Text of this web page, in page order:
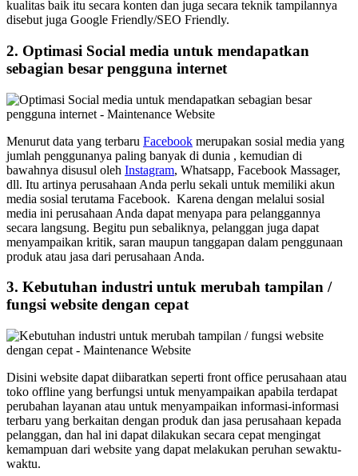
kualitas baik itu secara konten dan juga secara teknik tampilannya
disebut juga Google Friendly/SEO Friendly.
2. Optimasi Social media untuk mendapatkan
sebagian besar pengguna internet
Menurut data yang terbaru Facebook merupakan sosial media yang
jumlah penggunanya paling banyak di dunia , kemudian di
bawahnya disusul oleh Instagram, Whatsapp, Facebook Massager,
dll. Itu artinya perusahaan Anda perlu sekali untuk memiliki akun
media sosial terutama Facebook. Karena dengan melalui sosial
media ini perusahaan Anda dapat menyapa para pelanggannya
secara langsung. Begitu pun sebaliknya, pelanggan juga dapat
menyampaikan kritik, saran maupun tanggapan dalam penggunaan
produk atau jasa dari perusahaan Anda.
3. Kebutuhan industri untuk merubah tampilan /
fungsi website dengan cepat
Disini website dapat diibaratkan seperti front office perusahaan atau
toko offline yang berfungsi untuk menyampaikan apabila terdapat
perubahan layanan atau untuk menyampaikan informasi-informasi
terbaru yang berkaitan dengan produk dan jasa perusahaan kepada
pelanggan, dan hal ini dapat dilakukan secara cepat mengingat
kemampuan dari website yang dapat melakukan peruhan sewaktu-
waktu.